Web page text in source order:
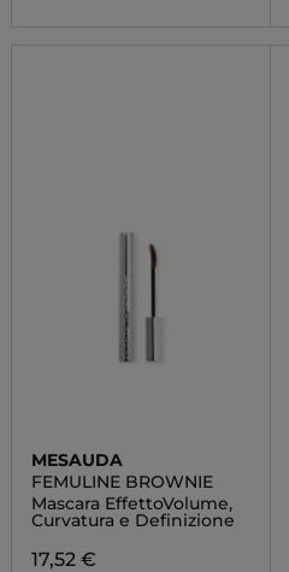
MESAUDA
FEMULINE BROWNIE
Mascara EffettoVolume,
Curvatura e Definizione
17,52 €